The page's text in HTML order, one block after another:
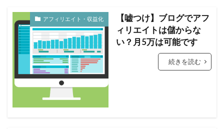
アフィリエイト・収益化
【嘘つけ】ブログでアフ
ィリエイトは儲からな
い？月5万は可能です
続きを読む